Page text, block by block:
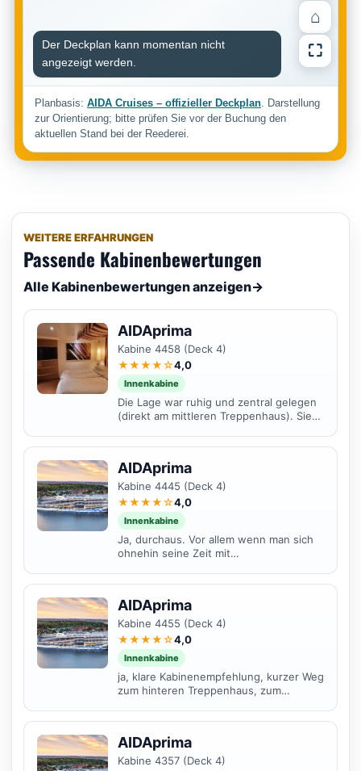
⌂
⛶
Der Deckplan kann momentan nicht
angezeigt werden.
Planbasis: AIDA Cruises – offizieller Deckplan. Darstellung
zur Orientierung; bitte prüfen Sie vor der Buchung den
aktuellen Stand bei der Reederei.
WEITERE ERFAHRUNGEN
Passende Kabinenbewertungen
Alle Kabinenbewertungen anzeigen→
AIDAprima
Kabine 4458 (Deck 4)
★★★★☆4,0
Innenkabine
Die Lage war ruhig und zentral gelegen
(direkt am mittleren Treppenhaus). Sie
AIDAprima
Kabine 4445 (Deck 4)
★★★★☆4,0
Innenkabine
Ja, durchaus. Vor allem wenn man sich
ohnehin seine Zeit mit
AIDAprima
Kabine 4455 (Deck 4)
★★★★☆4,0
Innenkabine
ja, klare Kabinenempfehlung, kurzer Weg
zum hinteren Treppenhaus, zum
AIDAprima
Kabine 4357 (Deck 4)